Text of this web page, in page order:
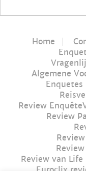
Home
Algemene
Review
Review
Review van Life